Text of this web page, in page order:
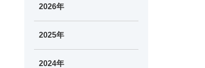
2026年
2025年
2024年